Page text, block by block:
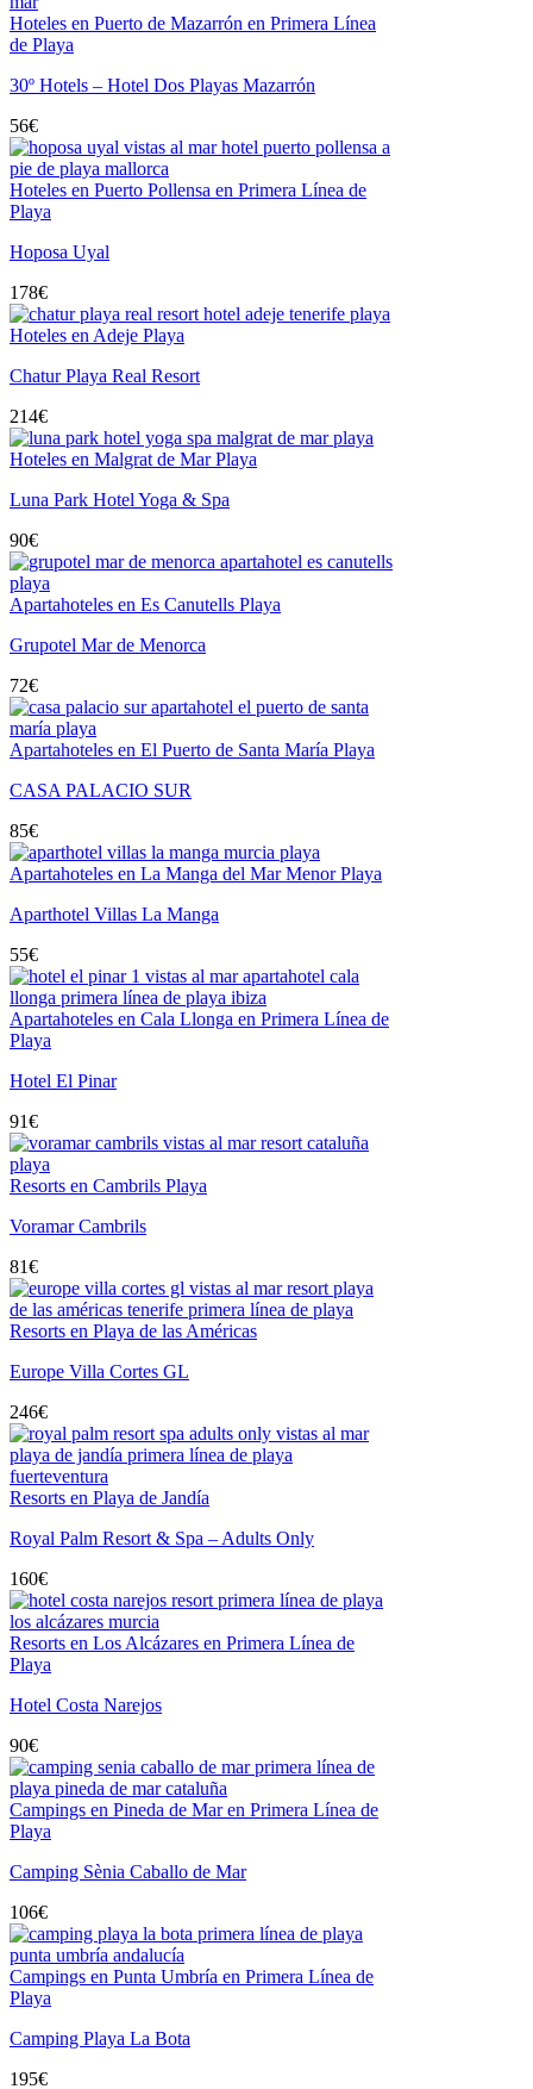
Hoteles en Puerto de Mazarrón en Primera Línea
de Playa
30º Hotels – Hotel Dos Playas Mazarrón
56€
Hoteles en Puerto Pollensa en Primera Línea de
Playa
Hoposa Uyal
178€
Hoteles en Adeje Playa
Chatur Playa Real Resort
214€
Hoteles en Malgrat de Mar Playa
Luna Park Hotel Yoga & Spa
90€
Apartahoteles en Es Canutells Playa
Grupotel Mar de Menorca
72€
Apartahoteles en El Puerto de Santa María Playa
CASA PALACIO SUR
85€
Apartahoteles en La Manga del Mar Menor Playa
Aparthotel Villas La Manga
55€
Apartahoteles en Cala Llonga en Primera Línea de
Playa
Hotel El Pinar
91€
Resorts en Cambrils Playa
Voramar Cambrils
81€
Resorts en Playa de las Américas
Europe Villa Cortes GL
246€
Resorts en Playa de Jandía
Royal Palm Resort & Spa – Adults Only
160€
Resorts en Los Alcázares en Primera Línea de
Playa
Hotel Costa Narejos
90€
Campings en Pineda de Mar en Primera Línea de
Playa
Camping Sènia Caballo de Mar
106€
Campings en Punta Umbría en Primera Línea de
Playa
Camping Playa La Bota
195€